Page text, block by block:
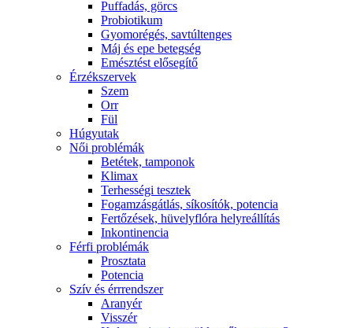
Puffadás, görcs
Probiotikum
Gyomorégés, savtúltenges
Máj és epe betegség
Emésztést elősegítő
Érzékszervek
Szem
Orr
Fül
Húgyutak
Női problémák
Betétek, tamponok
Klimax
Terhességi tesztek
Fogamzásgátlás, síkosítók, potencia
Fertőzések, hüvelyflóra helyreállítás
Inkontinencia
Férfi problémák
Prosztata
Potencia
Szív és érrrendszer
Aranyér
Visszér